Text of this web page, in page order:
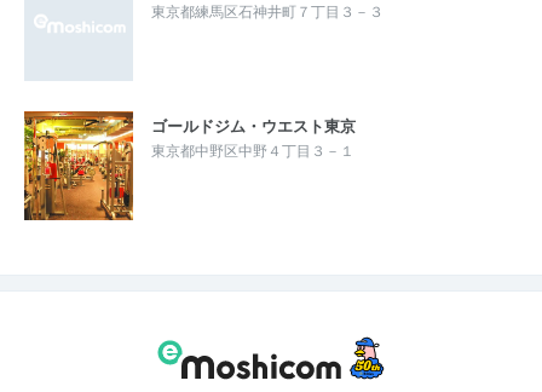
東京都練馬区石神井町７丁目３－３
ゴールドジム・ウエスト東京
東京都中野区中野４丁目３－１